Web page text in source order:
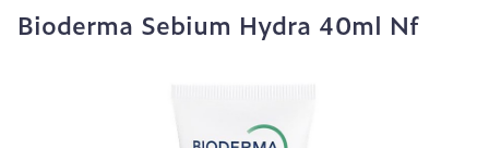
Bioderma Sebium Hydra 40ml Nf